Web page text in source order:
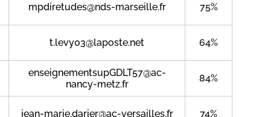
mpdiretudes@nds-marseille.fr 75%
t.levy03@laposte.net 64%
enseignementsupGDLT57@ac-
nancy-metz.fr
84%
jean-marie.darier@ac-versailles.fr 74%